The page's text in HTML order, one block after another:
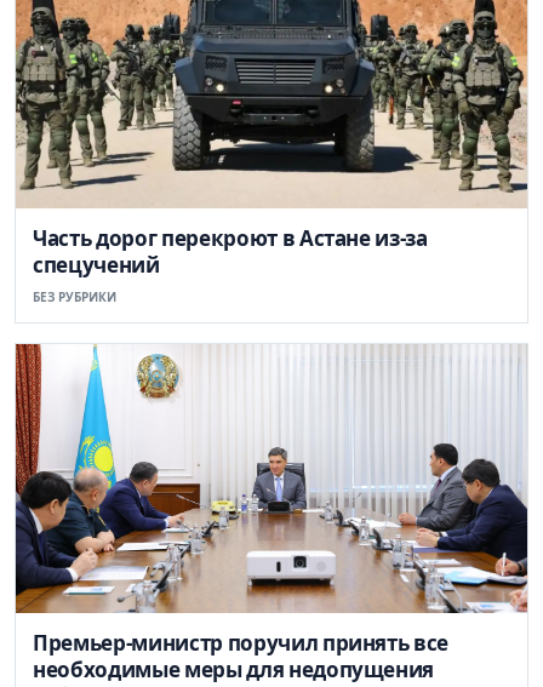
Часть дорог перекроют в Астане из-за
спецучений
БЕЗ РУБРИКИ
Премьер-министр поручил принять все
необходимые меры для недопущения